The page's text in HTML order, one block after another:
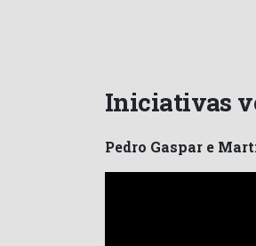
Iniciativas
Pedro Gaspar e